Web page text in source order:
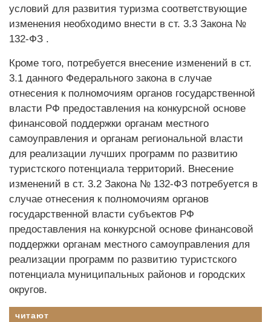
условий для развития туризма соответствующие
изменения необходимо внести в ст. 3.3 Закона №
132-ФЗ .
Кроме того, потребуется внесение изменений в ст.
3.1 данного Федерального закона в случае
отнесения к полномочиям органов государственной
власти РФ предоставления на конкурсной основе
финансовой поддержки органам местного
самоуправления и органам региональной власти
для реализации лучших программ по развитию
туристского потенциала территорий. Внесение
изменений в ст. 3.2 Закона № 132-ФЗ потребуется в
случае отнесения к полномочиям органов
государственной власти субъектов РФ
предоставления на конкурсной основе финансовой
поддержки органам местного самоуправления для
реализации программ по развитию туристского
потенциала муниципальных районов и городских
округов.
читают